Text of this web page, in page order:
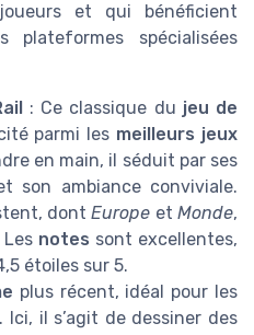
et qui bénéficient
plateformes spécialisées
: Ce classique du jeu de
parmi les meilleurs jeux
en main, il séduit par ses
son ambiance conviviale.
dontEurope etMonde,
notes sont excellentes,
étoiles sur 5.
plus récent, idéal pour les
il s’agit de dessiner des